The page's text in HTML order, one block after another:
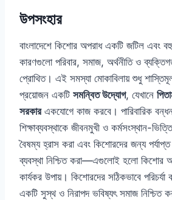
উপসংহার
বাংলাদেশে কিশোর অপরাধ একটি জটিল এবং
কারণগুলো পরিবার, সমাজ, অর্থনীতি ও
প্রোথিত। এই সমস্যা মোকাবিলায় শুধু
প্রয়োজন একটি সমন্বিত উদ্যোগ, যেখানে
সরকারএকযোগে কাজ করবে। পারিবারিক
শিক্ষাব্যবস্থাকে জীবনমুখী ও কর্মসংস্থান-
বৈষম্য হ্রাস করা এবং কিশোরদের জন্য
ব্যবস্থা নিশ্চিত করা—এগুলোই হলো কিশোর
কার্যকর উপায়। কিশোরদের সঠিকভাবে
একটি সুস্থ ও নিরাপদ ভবিষ্যৎ সমাজ নিশ্চিত